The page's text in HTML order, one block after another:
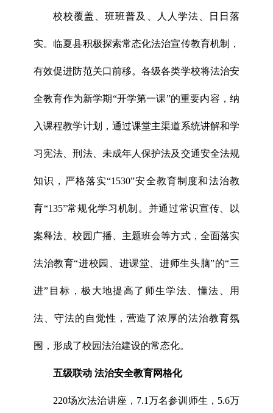
校校覆盖、班班普及、人人学法、日日落
实。临夏县积极探索常态化法治宣传教育机制，
有效促进防范关口前移。各级各类学校将法治安
全教育作为新学期“开学第一课”的重要内容，纳
入课程教学计划，通过课堂主渠道系统讲解和学
习宪法、刑法、未成年人保护法及交通安全法规
知识，严格落实“1530”安全教育制度和法治教
育“135”常规化学习机制。并通过常识宣传、以
案释法、校园广播、主题班会等方式，全面落实
法治教育“进校园、进课堂、进师生头脑”的“三
进”目标，极大地提高了师生学法、懂法、用
法、守法的自觉性，营造了浓厚的法治教育氛
围，形成了校园法治建设的常态化。
五级联动 法治安全教育网格化
220场次法治讲座，7.1万名参训师生，5.6万